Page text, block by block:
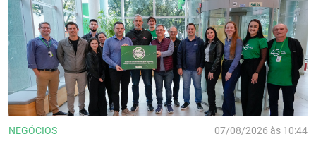
NEGÓCIOS 07/08/2026 às 10:44